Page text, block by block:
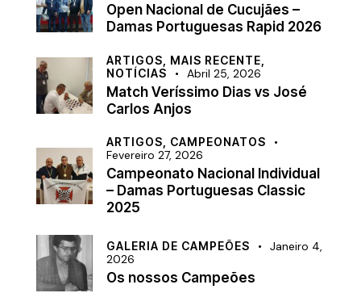
Open Nacional de Cucujães –
Damas Portuguesas Rapid 2026
ARTIGOS, MAIS RECENTE,
NOTÍCIAS
Abril 25, 2026
Match Veríssimo Dias vs José
Carlos Anjos
ARTIGOS, CAMPEONATOS
Fevereiro 27, 2026
Campeonato Nacional Individual
– Damas Portuguesas Classic
2025
GALERIA DE CAMPEÕES
Janeiro 4,
2026
Os nossos Campeões